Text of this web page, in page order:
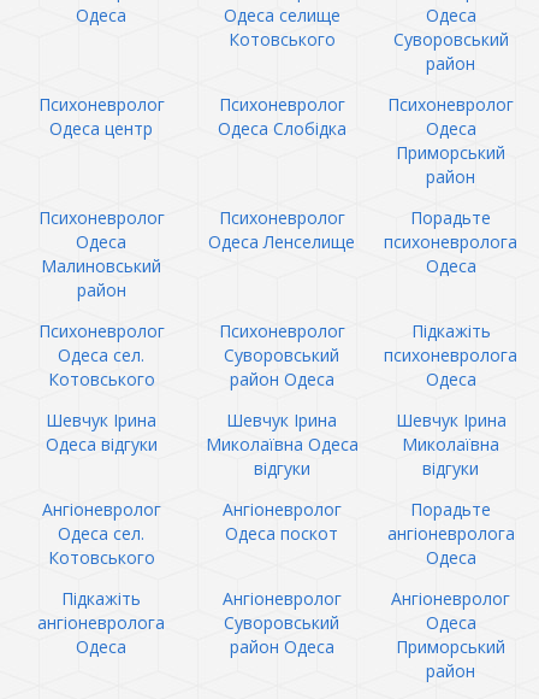
Одеса
Одеса селище
Котовського
Одеса
Суворовський
район
Психоневролог
Одеса центр
Психоневролог
Одеса Слобідка
Психоневролог
Одеса
Приморський
район
Психоневролог
Одеса
Малиновський
район
Психоневролог
Одеса Ленселище
Порадьте
психоневролога
Одеса
Психоневролог
Одеса сел.
Котовського
Психоневролог
Суворовський
район Одеса
Підкажіть
психоневролога
Одеса
Шевчук Ірина
Одеса відгуки
Шевчук Ірина
Миколаївна Одеса
відгуки
Шевчук Ірина
Миколаївна
відгуки
Ангіоневролог
Одеса сел.
Котовського
Ангіоневролог
Одеса поскот
Порадьте
ангіоневролога
Одеса
Підкажіть
ангіоневролога
Одеса
Ангіоневролог
Суворовський
район Одеса
Ангіоневролог
Одеса
Приморський
район